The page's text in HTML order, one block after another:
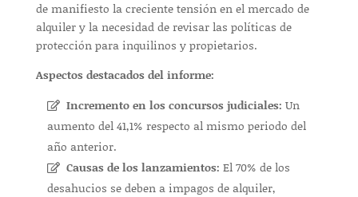
de manifiesto la creciente tensión en el mercado de
alquiler y la necesidad de revisar las políticas de
protección para inquilinos y propietarios.
Aspectos destacados del informe:
Incremento en los concursos judiciales: Un
aumento del 41,1% respecto al mismo periodo del
año anterior.
Causas de los lanzamientos: El 70% de los
desahucios se deben a impagos de alquiler,